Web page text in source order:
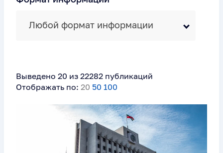
Любой формат информации
Выведено 20 из 22282 публикаций
Отображать по: 20 50 100